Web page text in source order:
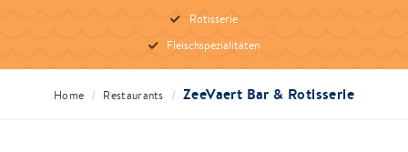
Rotisserie
Fleischspezialitäten
Home / Restaurants / ZeeVaert Bar & Rotisserie